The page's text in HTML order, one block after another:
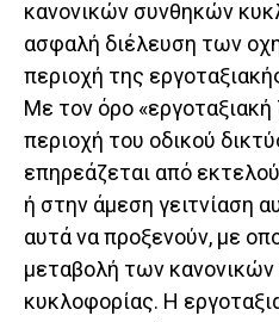
κανονικών συνθηκών
ασφαλή διέλευση των
περιοχή της
Με τον όρο «εργοταξιακή
περιοχή του οδικού
επηρεάζεται από
ή στην άμεση γειτνίαση
αυτά να προξενούν, με
μεταβολή των
κυκλοφορίας. Η